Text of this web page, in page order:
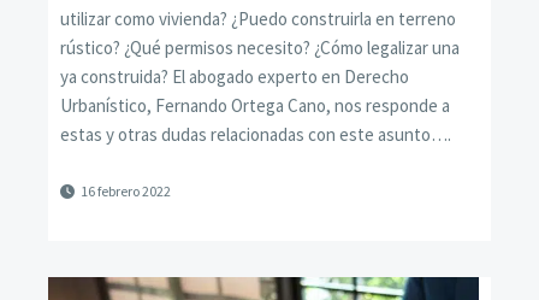
utilizar como vivienda? ¿Puedo construirla en terreno
rústico? ¿Qué permisos necesito? ¿Cómo legalizar una
ya construida? El abogado experto en Derecho
Urbanístico, Fernando Ortega Cano, nos responde a
estas y otras dudas relacionadas con este asunto….
16 febrero 2022